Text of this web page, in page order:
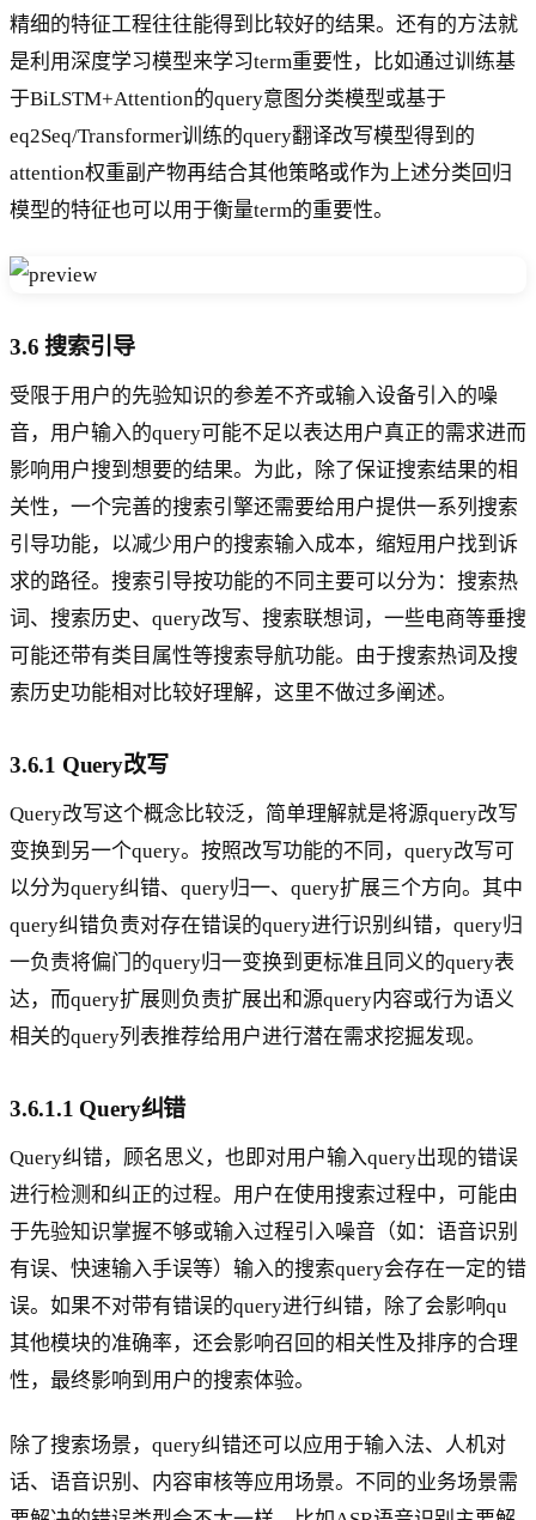
精细的特征工程往往能得到比较好的结果。还有的方法就
是利用深度学习模型来学习term重要性，比如通过训练基
于BiLSTM+Attention的query意图分类模型或基于
eq2Seq/Transformer训练的query翻译改写模型得到的
attention权重副产物再结合其他策略或作为上述分类回归
模型的特征也可以用于衡量term的重要性。
3.6 搜索引导
受限于用户的先验知识的参差不齐或输入设备引入的噪
音，用户输入的query可能不足以表达用户真正的需求进而
影响用户搜到想要的结果。为此，除了保证搜索结果的相
关性，一个完善的搜索引擎还需要给用户提供一系列搜索
引导功能，以减少用户的搜索输入成本，缩短用户找到诉
求的路径。搜索引导按功能的不同主要可以分为：搜索热
词、搜索历史、query改写、搜索联想词，一些电商等垂搜
可能还带有类目属性等搜索导航功能。由于搜索热词及搜
索历史功能相对比较好理解，这里不做过多阐述。
3.6.1 Query改写
Query改写这个概念比较泛，简单理解就是将源query改写
变换到另一个query。按照改写功能的不同，query改写可
以分为query纠错、query归一、query扩展三个方向。其中
query纠错负责对存在错误的query进行识别纠错，query归
一负责将偏门的query归一变换到更标准且同义的query表
达，而query扩展则负责扩展出和源query内容或行为语义
相关的query列表推荐给用户进行潜在需求挖掘发现。
3.6.1.1 Query纠错
Query纠错，顾名思义，也即对用户输入query出现的错误
进行检测和纠正的过程。用户在使用搜索过程中，可能由
于先验知识掌握不够或输入过程引入噪音（如：语音识别
有误、快速输入手误等）输入的搜索query会存在一定的错
误。如果不对带有错误的query进行纠错，除了会影响qu
其他模块的准确率，还会影响召回的相关性及排序的合理
性，最终影响到用户的搜索体验。
除了搜索场景，query纠错还可以应用于输入法、人机对
话、语音识别、内容审核等应用场景。不同的业务场景需